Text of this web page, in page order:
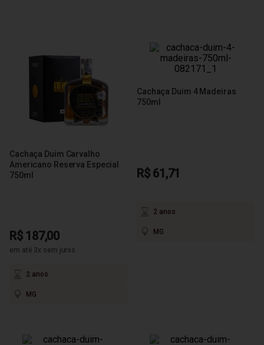
Cachaça Duim Carvalho
Americano Reserva Especial
750ml
R$ 187,00
em até 3x sem juros
2 anos
MG
Cachaça Duim 4 Madeiras
750ml
R$ 61,71
2 anos
MG